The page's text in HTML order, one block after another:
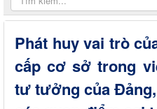
Phát huy vai trò
cấp cơ sở trong
tư tưởng của